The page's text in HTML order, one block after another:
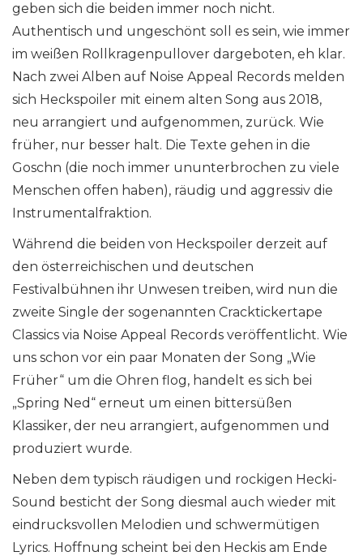
geben sich die beiden immer noch nicht.
Authentisch und ungeschönt soll es sein, wie immer
im weißen Rollkragenpullover dargeboten, eh klar.
Nach zwei Alben auf Noise Appeal Records melden
sich Heckspoiler mit einem alten Song aus 2018,
neu arrangiert und aufgenommen, zurück. Wie
früher, nur besser halt. Die Texte gehen in die
Goschn (die noch immer ununterbrochen zu viele
Menschen offen haben), räudig und aggressiv die
Instrumentalfraktion.
Während die beiden von Heckspoiler derzeit auf
den österreichischen und deutschen
Festivalbühnen ihr Unwesen treiben, wird nun die
zweite Single der sogenannten Cracktickertape
Classics via Noise Appeal Records veröffentlicht. Wie
uns schon vor ein paar Monaten der Song „Wie
Früher“ um die Ohren flog, handelt es sich bei
„Spring Ned“ erneut um einen bittersüßen
Klassiker, der neu arrangiert, aufgenommen und
produziert wurde.
Neben dem typisch räudigen und rockigen Hecki-
Sound besticht der Song diesmal auch wieder mit
eindrucksvollen Melodien und schwermütigen
Lyrics. Hoffnung scheint bei den Heckis am Ende